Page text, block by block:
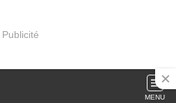
Publicité
MENU